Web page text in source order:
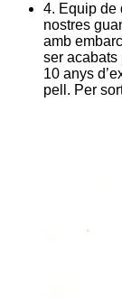
4. Equip de
nostres
amb
ser acabats
10 anys
pell. Per